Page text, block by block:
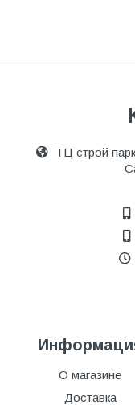
ТЦ строй
О магазине
Доставка